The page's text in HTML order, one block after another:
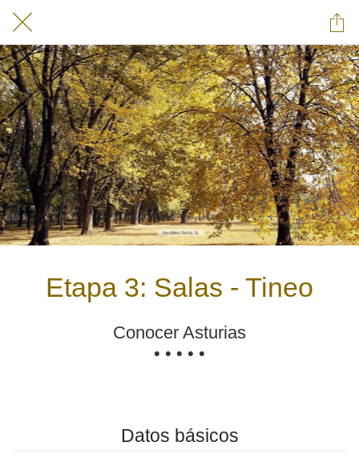
Etapa 3: Salas - Tineo
Conocer Asturias
• • • • •
Datos básicos